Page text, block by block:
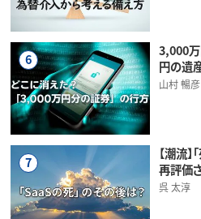
6
3,000
円の遺
山村 暢彦
7
【潮流
再評価
呉 太淳